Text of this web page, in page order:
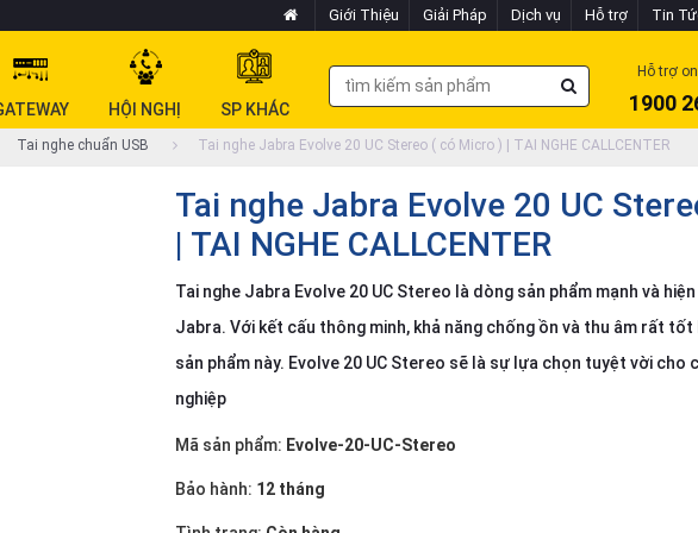
Giới Thiệu Giải Pháp Dịch vụ Hỗ trợ Tin
HỘI NGHỊ SP KHÁC
Hỗ trợ
1900
Tai nghe chuẩn USB Tai nghe Jabra Evolve 20 UC Stereo ( có Micro ) | TAI NGHE CALLCENTER
Tai nghe Jabra Evolve 20 UC
| TAI NGHE CALLCENTER
Tai nghe Jabra Evolve 20 UC Stereo là dòng sản phẩm mạnh và
Jabra. Với kết cấu thông minh, khả năng chống ồn và thu âm rất
sản phẩm này. Evolve 20 UC Stereo sẽ là sự lựa chọn tuyệt vời cho
nghiệp
Mã sản phẩm: Evolve-20-UC-Stereo
Bảo hành: 12 tháng